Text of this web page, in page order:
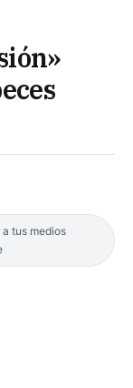
tus medios